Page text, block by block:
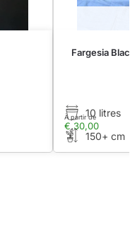
Fargesia
€30,00
À partir de10 litres
150+ cm